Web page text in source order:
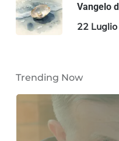
Vangelo
22
Trending Now